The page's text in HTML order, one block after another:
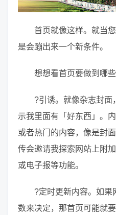
首页就像这样。就当
是会蹦出来一个新条件。
想想看首页要做到哪些
?引诱。就像杂志封面
示我里面有「好东西」。
或者热门的内容，像是封
传会邀请我探索网站上附
或电子报等功能。
?定时更新内容。如果
数来决定，那首页可能就